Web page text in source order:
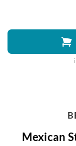
Mexican